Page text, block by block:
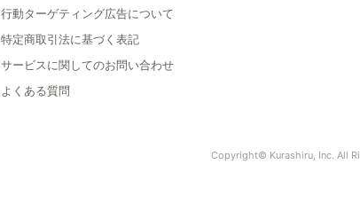
行動ターゲティング広告について
特定商取引法に基づく表記
サービスに関してのお問い合わせ
よくある質問
Copyright© Kurashiru, Inc. All